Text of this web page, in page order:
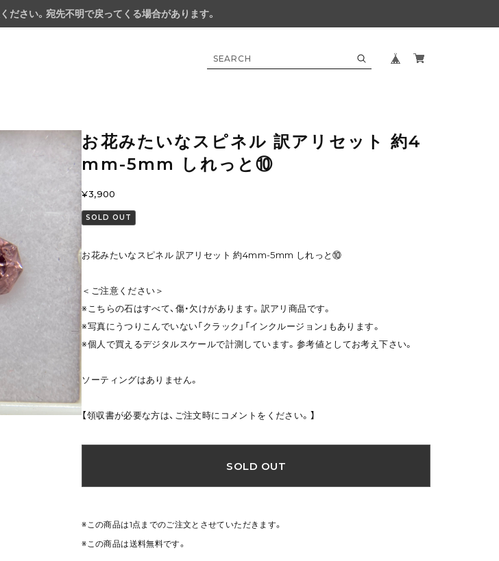
ださい。宛先不明で戻ってくる場合があります。
お花みたいなスピネル 訳アリセット 約4
mm-5mm しれっと⑩
¥3,900
SOLD OUT
お花みたいなスピネル 訳アリセット 約4mm-5mm しれっと⑩
＜ご注意ください＞
※こちらの石はすべて、傷・欠けがあります。訳アリ商品です。
※写真にうつりこんでいない「クラック」「インクルージョン」もあります。
※個人で買えるデジタルスケールで計測しています。参考値としてお考え下さい。
ソーティングはありません。
【領収書が必要な方は、ご注文時にコメントをください。】
SOLD OUT
※この商品は1点までのご注文とさせていただきます。
※この商品は送料無料です。